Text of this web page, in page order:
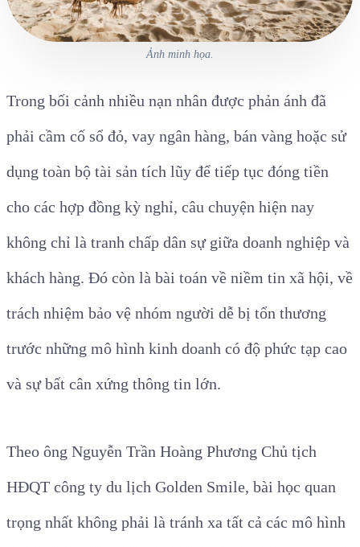
Ảnh minh họa.
Trong bối cảnh nhiều nạn nhân được phản ánh đã
phải cầm cố sổ đỏ, vay ngân hàng, bán vàng hoặc sử
dụng toàn bộ tài sản tích lũy để tiếp tục đóng tiền
cho các hợp đồng kỳ nghỉ, câu chuyện hiện nay
không chỉ là tranh chấp dân sự giữa doanh nghiệp và
khách hàng. Đó còn là bài toán về niềm tin xã hội, về
trách nhiệm bảo vệ nhóm người dễ bị tổn thương
trước những mô hình kinh doanh có độ phức tạp cao
và sự bất cân xứng thông tin lớn.
Theo ông Nguyễn Trần Hoàng Phương Chủ tịch
HĐQT công ty du lịch Golden Smile, bài học quan
trọng nhất không phải là tránh xa tất cả các mô hình